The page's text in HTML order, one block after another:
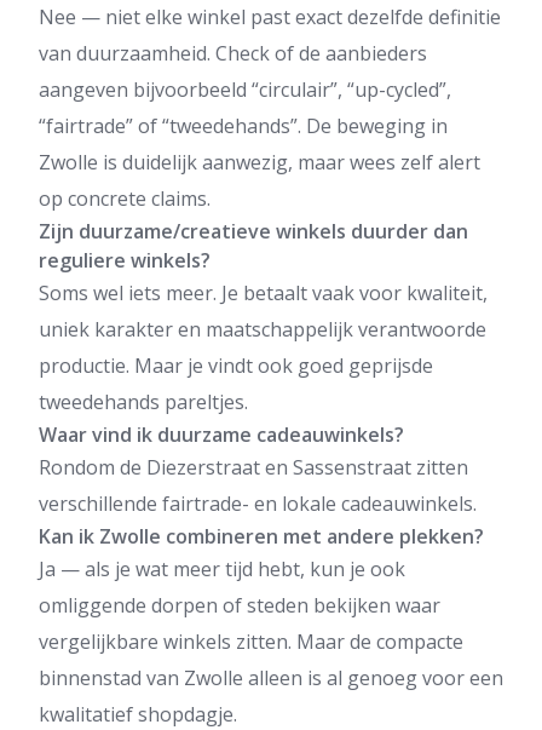
Nee — niet elke winkel past exact dezelfde definitie
van duurzaamheid. Check of de aanbieders
aangeven bijvoorbeeld “circulair”, “up-cycled”,
“fairtrade” of “tweedehands”. De beweging in
Zwolle is duidelijk aanwezig, maar wees zelf alert
op concrete claims.
Zijn duurzame/creatieve winkels duurder dan
reguliere winkels?
Soms wel iets meer. Je betaalt vaak voor kwaliteit,
uniek karakter en maatschappelijk verantwoorde
productie. Maar je vindt ook goed geprijsde
tweedehands pareltjes.
Waar vind ik duurzame cadeauwinkels?
Rondom de Diezerstraat en Sassenstraat zitten
verschillende fairtrade- en lokale cadeauwinkels.
Kan ik Zwolle combineren met andere plekken?
Ja — als je wat meer tijd hebt, kun je ook
omliggende dorpen of steden bekijken waar
vergelijkbare winkels zitten. Maar de compacte
binnenstad van Zwolle alleen is al genoeg voor een
kwalitatief shopdagje.